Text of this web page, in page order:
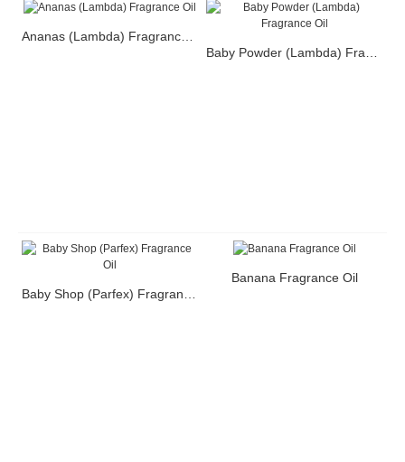
Banana Fragrance Oil